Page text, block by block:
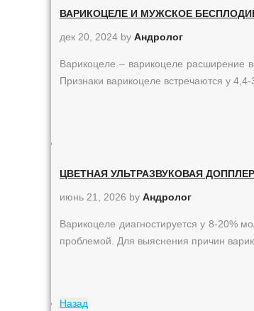
ВАРИКОЦЕЛЕ И МУЖСКОЕ
дек 20, 2024 by Андролог
Варикоцеле – варикоцеле расширение
Признаки варикоцеле встречаются у
ЦВЕТНАЯ УЛЬТРАЗВУКОВАЯ
июнь 21, 2026 by Андролог
Варикоцеле диагностируется у 8-20%
проблемой. Для выяснения причин
Назад